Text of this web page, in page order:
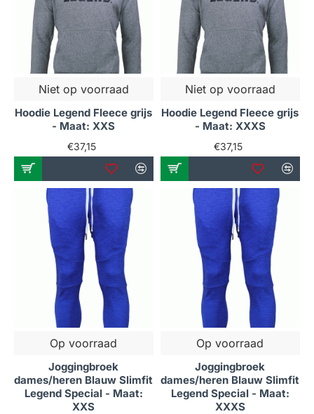
Niet op voorraad
Hoodie Legend Fleece grijs
- Maat: XXS
€37,15
Niet op voorraad
Hoodie Legend Fleece grijs
- Maat: XXXS
€37,15
Op voorraad
Joggingbroek
dames/heren Blauw Slimfit
Legend Special - Maat:
XXS
Op voorraad
Joggingbroek
dames/heren Blauw Slimfit
Legend Special - Maat:
XXXS